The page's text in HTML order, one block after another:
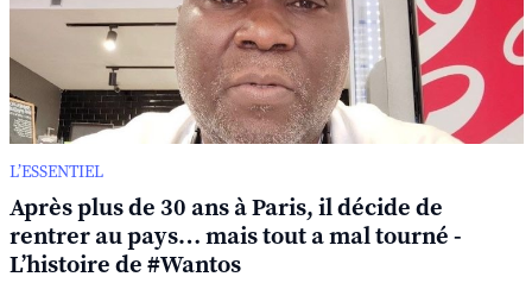
L’ESSENTIEL
Après plus de 30 ans à Paris, il décide de
rentrer au pays… mais tout a mal tourné -
L’histoire de #Wantos